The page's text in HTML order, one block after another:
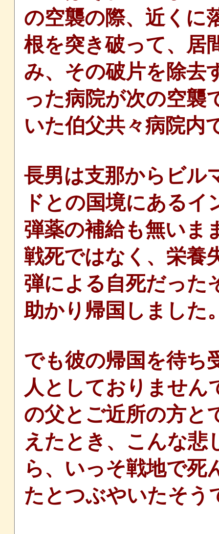
の空襲の際、近くに
根を突き破って、居
み、その破片を除去
った病院が次の空襲
いた伯父共々病院内
長男は支那からビル
ドとの国境にある
弾薬の補給も無いま
戦死ではなく、栄養
弾による自死だった
助かり帰国しました
でも彼の帰国を待ち
人としておりません
の父とご近所の方と
えたとき、こんな悲
ら、いっそ戦地で死
たとつぶやいたそう